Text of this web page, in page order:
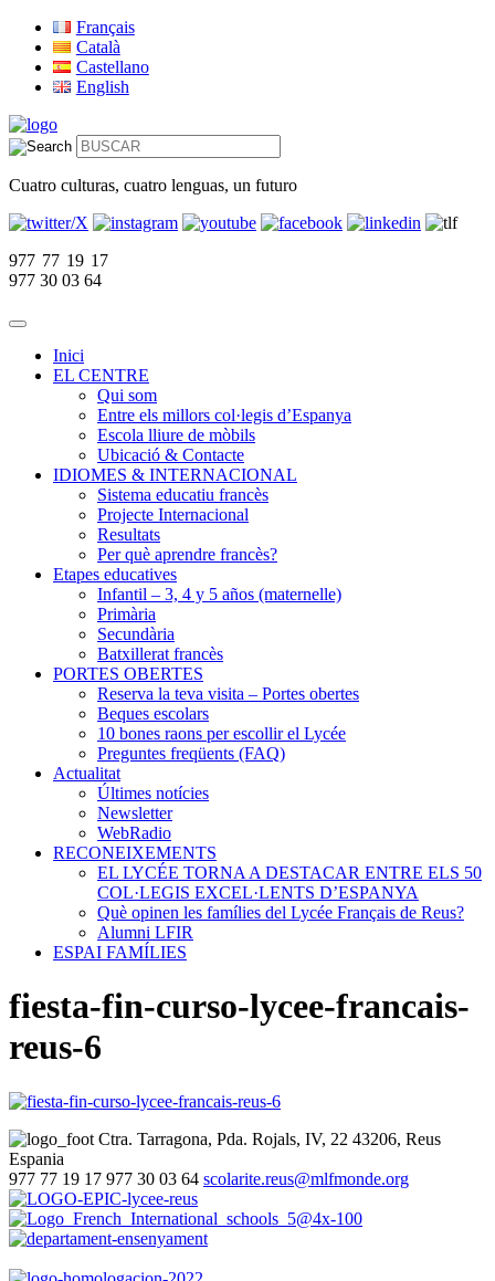
Français
Català
Castellano
English
Cuatro culturas, cuatro lenguas, un futuro
977 77 19 17
977 30 03 64
Inici
EL CENTRE
Qui som
Entre els millors col·legis d’Espanya
Escola lliure de mòbils
Ubicació & Contacte
IDIOMES & INTERNACIONAL
Sistema educatiu francès
Projecte Internacional
Resultats
Per què aprendre francès?
Etapes educatives
Infantil – 3, 4 y 5 años (maternelle)
Primària
Secundària
Batxillerat francès
PORTES OBERTES
Reserva la teva visita – Portes obertes
Beques escolars
10 bones raons per escollir el Lycée
Preguntes freqüents (FAQ)
Actualitat
Últimes notícies
Newsletter
WebRadio
RECONEIXEMENTS
EL LYCÉE TORNA A DESTACAR ENTRE ELS 50
COL·LEGIS EXCEL·LENTS D’ESPANYA
Què opinen les famílies del Lycée Français de Reus?
Alumni LFIR
ESPAI FAMÍLIES
fiesta-fin-curso-lycee-francais-
reus-6
Ctra. Tarragona, Pda. Rojals, IV, 22 43206, Reus
Espania
977 77 19 17 977 30 03 64 scolarite.reus@mlfmonde.org